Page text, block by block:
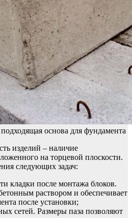
основа для фундамента
изделий – наличие
на торцевой плоскости.
следующих задач:
кладки после монтажа блоков.
раствором и обеспечивает
после установки;
сетей. Размеры паза позволяют